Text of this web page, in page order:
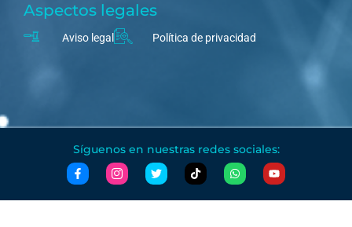
Aspectos legales
Aviso legal Política de privacidad
Síguenos en nuestras redes sociales: